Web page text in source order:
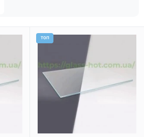
ТОП